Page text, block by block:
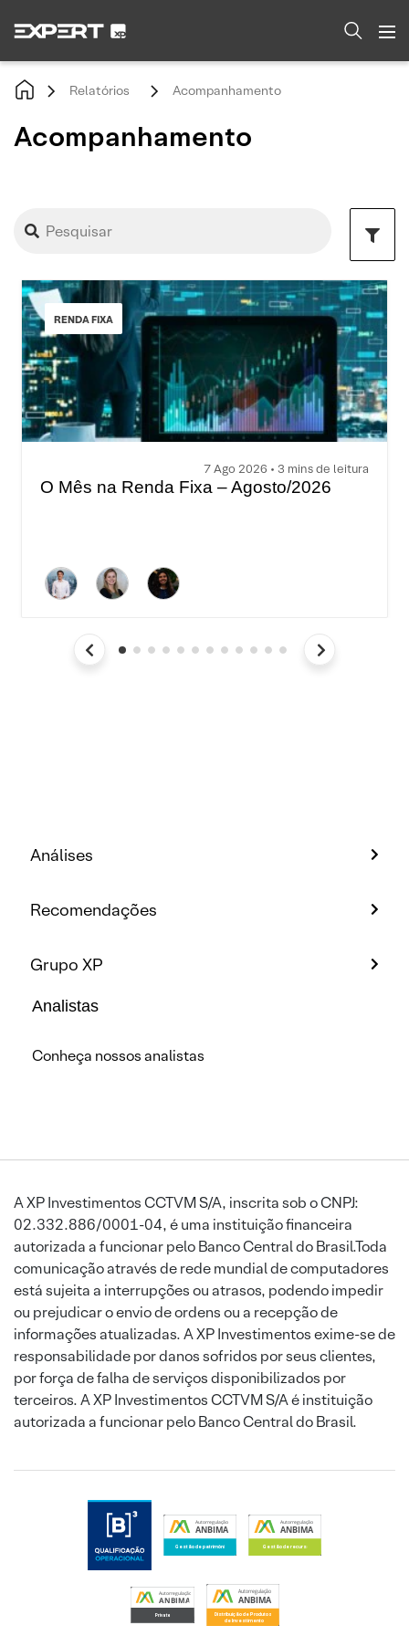
Relatórios Acompanhamento
Acompanhamento
RENDA FIXA
7 Ago 2026 • 3 mins de leitura
O Mês na Renda Fixa – Agosto/2026
Análises
Recomendações
Grupo XP
Analistas
Conheça nossos analistas
A XP Investimentos CCTVM S/A, inscrita sob o CNPJ:
02.332.886/0001-04, é uma instituição financeira
autorizada a funcionar pelo Banco Central do Brasil.Toda
comunicação através de rede mundial de computadores
está sujeita a interrupções ou atrasos, podendo impedir
ou prejudicar o envio de ordens ou a recepção de
informações atualizadas. A XP Investimentos exime-se de
responsabilidade por danos sofridos por seus clientes,
por força de falha de serviços disponibilizados por
terceiros. A XP Investimentos CCTVM S/A é instituição
autorizada a funcionar pelo Banco Central do Brasil.